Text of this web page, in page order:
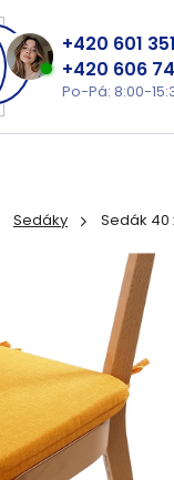
601
606
Po-Pá: 8:00-
Sedáky Sedák 40